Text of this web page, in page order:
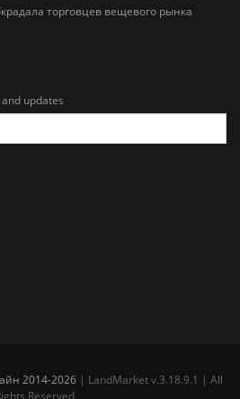
торговцев вещевого рынка
updates
2014-2026 | LandMarket v.3.18.9.1 | All